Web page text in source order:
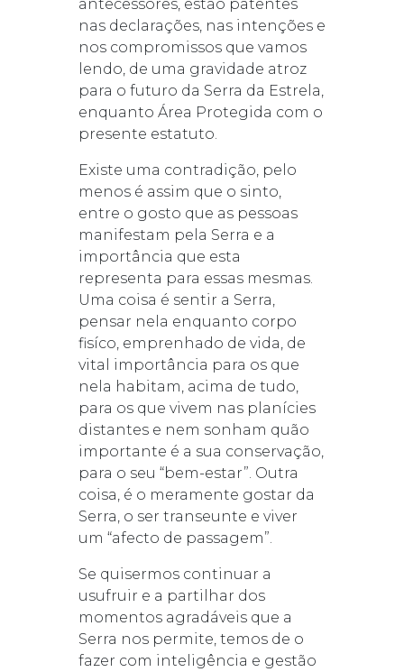
antecessores, estão patentes
nas declarações, nas intenções e
nos compromissos que vamos
lendo, de uma gravidade atroz
para o futuro da Serra da Estrela,
enquanto Área Protegida com o
presente estatuto.
Existe uma contradição, pelo
menos é assim que o sinto,
entre o gosto que as pessoas
manifestam pela Serra e a
importância que esta
representa para essas mesmas.
Uma coisa é sentir a Serra,
pensar nela enquanto corpo
fisíco, emprenhado de vida, de
vital importância para os que
nela habitam, acima de tudo,
para os que vivem nas planícies
distantes e nem sonham quão
importante é a sua conservação,
para o seu “bem-estar”. Outra
coisa, é o meramente gostar da
Serra, o ser transeunte e viver
um “afecto de passagem”.
Se quisermos continuar a
usufruir e a partilhar dos
momentos agradáveis que a
Serra nos permite, temos de o
fazer com inteligência e gestão